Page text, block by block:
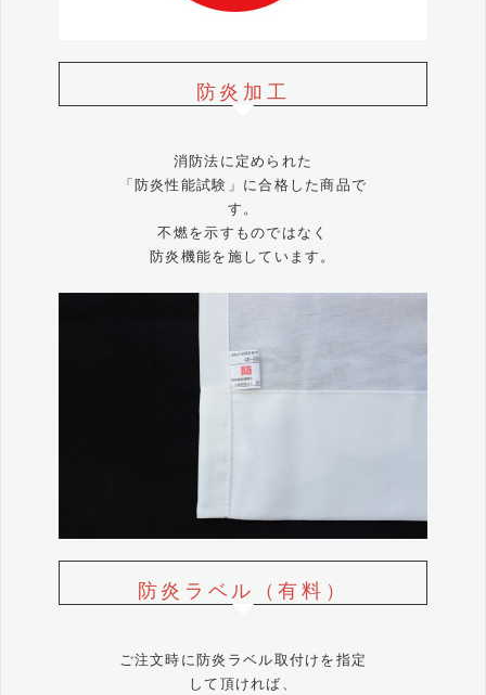
防炎加工
消防法に定められた
「防炎性能試験」に合格した商品で
す。
不燃を示すものではなく
防炎機能を施しています。
防炎ラベル（有料）
ご注文時に防炎ラベル取付けを指定
して頂ければ、